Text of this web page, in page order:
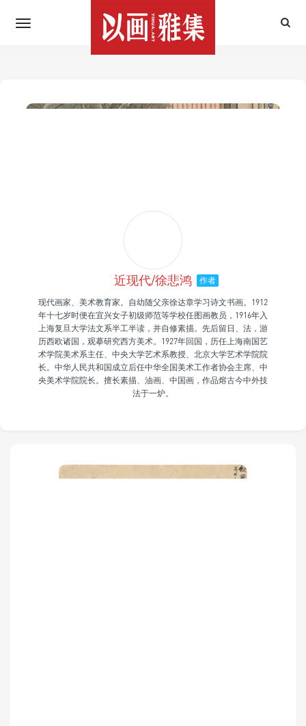
近现代/徐悲鸿 作者
现代画家、美术教育家。自幼随父亲徐达章学习诗文书画。1912
年十七岁时便在宜兴女子初级师范等学校任图画教员，1916年入
上海复旦大学法文系半工半读，并自修素描。先后留日、法，游
历西欧诸国，观摹研究西方美术。1927年回国，历任上海南国艺
术学院美术系主任、中央大学艺术系教授、北京大学艺术学院院
长。中华人民共和国成立后任中华全国美术工作者协会主席、中
央美术学院院长。擅长素描、油画、中国画，作品熔古今中外技
法于一炉。